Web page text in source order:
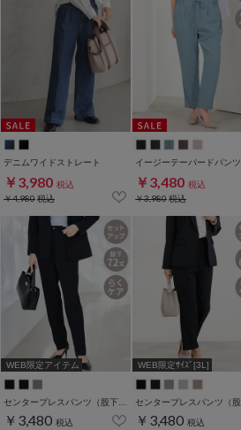
デニムワイドストレート
￥3,980 税込
￥4,980税込
イージーテーパードパンツ
￥3,480 税込
￥3,980税込
WEB限定アイテム
センタープレスパンツ（股下７２ｃｍ）
￥3,480 税込
WEB限定ｻｲｽﾞ[3L]
￥3,480 税込